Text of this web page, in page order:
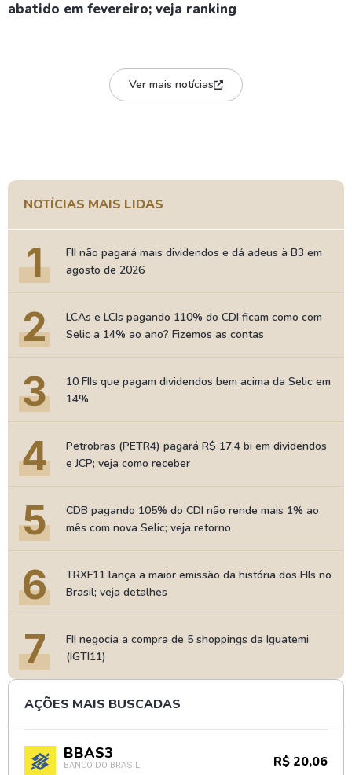
abatido em fevereiro; veja ranking
Ver mais notícias
NOTÍCIAS MAIS LIDAS
1
FII não pagará mais dividendos e dá adeus à B3 em
agosto de 2026
2
LCAs e LCIs pagando 110% do CDI ficam como com
Selic a 14% ao ano? Fizemos as contas
3
10 FIIs que pagam dividendos bem acima da Selic em
14%
4
Petrobras (PETR4) pagará R$ 17,4 bi em dividendos
e JCP; veja como receber
5
CDB pagando 105% do CDI não rende mais 1% ao
mês com nova Selic; veja retorno
6
TRXF11 lança a maior emissão da história dos FIIs no
Brasil; veja detalhes
7
FII negocia a compra de 5 shoppings da Iguatemi
(IGTI11)
AÇÕES MAIS BUSCADAS
BBAS3
BANCO DO BRASIL R$ 20,06